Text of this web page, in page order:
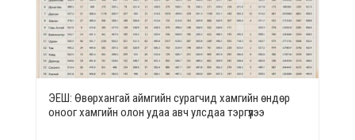
ЭЕШ: Өвөрхангай аймгийн сурагчид хамгийн өндөр
оноог хамгийн олон удаа авч улсдаа тэргүүлээ